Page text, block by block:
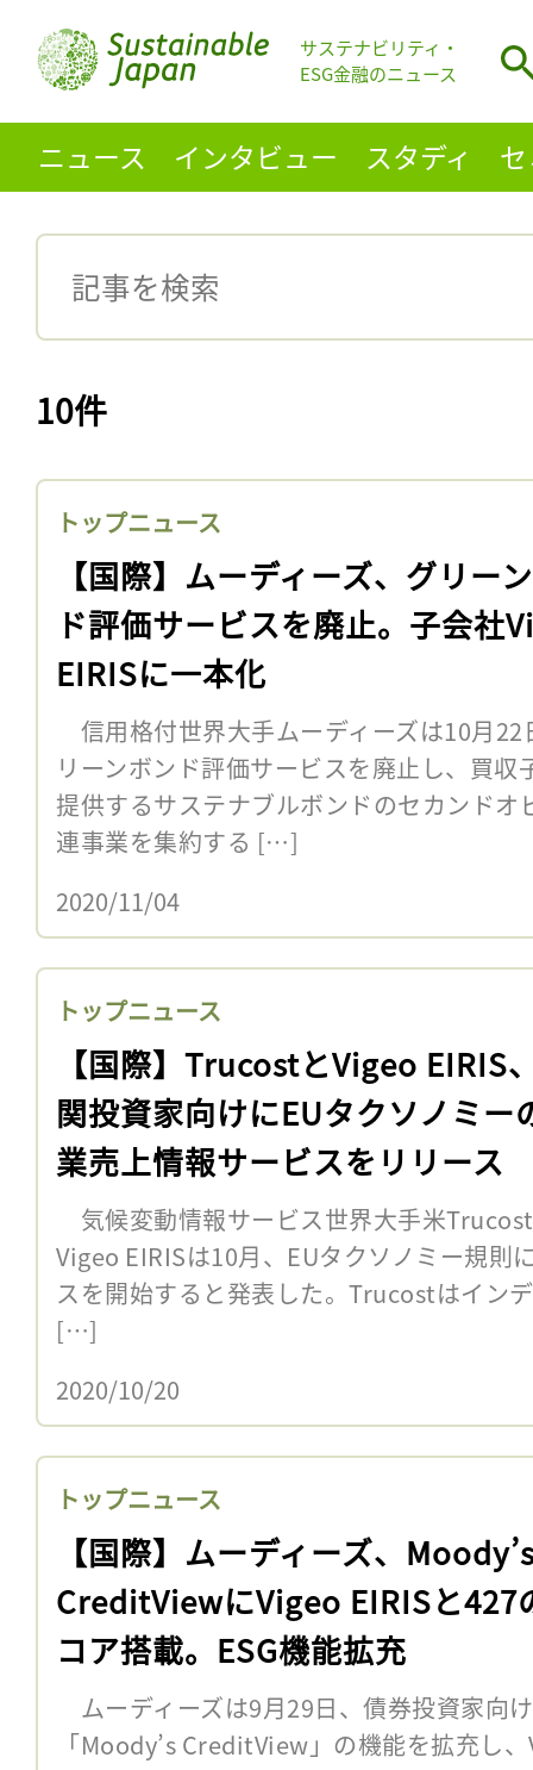
サステナビリティ・
ESG金融のニュース
ニュース インタビュー スタディ
10件
トップニュース
【国際】ムーディーズ、グリー
ド評価サービスを廃止。子会社
EIRISに一本化
信用格付世界大手ムーディーズは10月22
リーンボンド評価サービスを廃止し、買収
提供するサステナブルボンドのセカンド
連事業を集約する […]
2020/11/04
トップニュース
【国際】TrucostとVigeo EIRIS
関投資家向けにEUタクソノミー
業売上情報サービスをリリース
気候変動情報サービス世界大手米
Vigeo EIRISは10月、EUタクソノミー規則
スを開始すると発表した。Trucostはイン
[…]
2020/10/20
トップニュース
【国際】ムーディーズ、
CreditViewにVigeo EIRISと427
コア搭載。ESG機能拡充
ムーディーズは9月29日、債券投資家向
「Moody’s CreditView」の機能を拡充し